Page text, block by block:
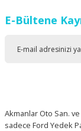
Ürün resmi
E-Bültene
Akmanlar Oto San.
sadece Ford Yedek